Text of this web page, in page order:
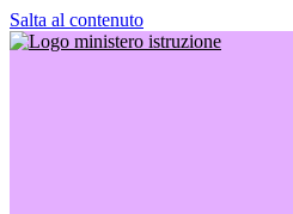
Salta al contenuto